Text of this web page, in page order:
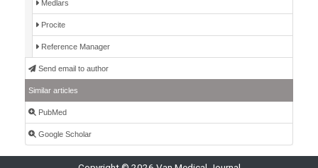
Medlars
Procite
Reference Manager
Send email to author
Similar articles
PubMed
Google Scholar